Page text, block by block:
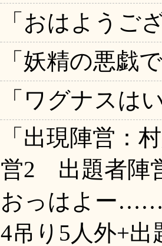
「おはようご
「妖精の悪戯
「ワグナスは
「出現陣営
営2 出題者陣
おっはよー……
4吊り5人外+